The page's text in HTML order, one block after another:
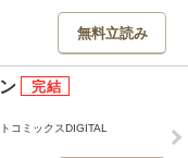
無料立読み
コミックスDIGITAL